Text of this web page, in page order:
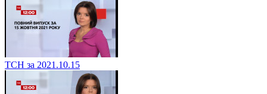
ТСН за 2021.10.15